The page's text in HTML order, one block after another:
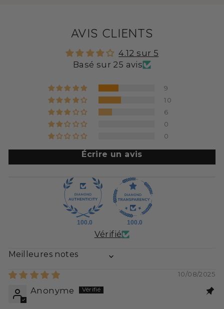
AVIS CLIENTS
4.12 sur 5
Basé sur 25 avis
9
10
6
0
0
Écrire un avis
100.0 100.0
Vérifié
10/08/2025
Anonyme